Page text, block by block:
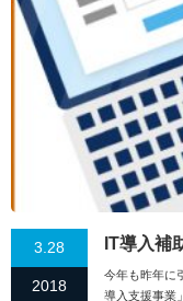
3.28
2018
IT導入補
今年も昨年に
導入支援事業